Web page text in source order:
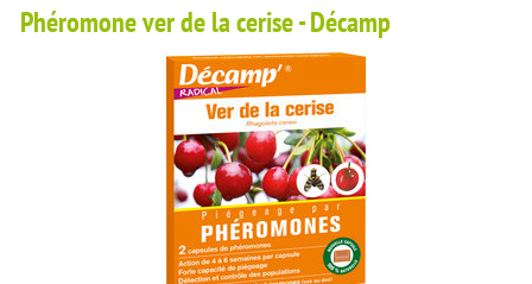
Phéromone ver de la cerise - Décamp